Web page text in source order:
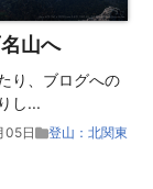
山へ
り、ブログへの
し...
05日 登山：北関東